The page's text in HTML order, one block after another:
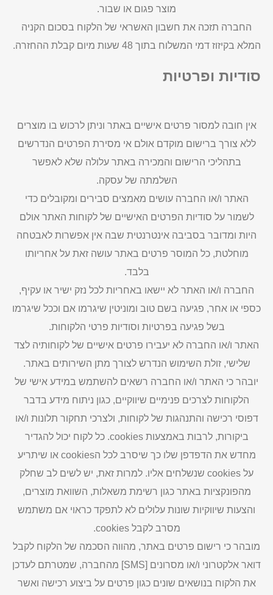
מוצר פגום או שבור.
החברה תזכה את חשבון האשראי של הלקוח בסכום הקניה
המלא בקיזוז דמי המשלוח בתוך 48 שעות מיום קבלת ההחזרה.
סודיות ופרטיות
אין חובה למסור פרטים אישיים באתר וניתן לרכוש בו מוצרים
ללא צורך ברישום מוקדם אולם אי מסירת הפרטים הנדרשים
בתהליכי הרישום והמכירה באתר עלולה שלא לאפשר
השלמתה של עסקה.
האתר ו/או החברה עושים מאמצים סבירים ומקובלים כדי
לשמור על סודיות הפרטים האישיים של לקוחות האתר אולם
היות ומדובר בסביבה אינטרנטית שבה אין אפשרות לאבטחה
מוחלטת, כל המוסר פרטים באתר עושה זאת על אחריותו
בלבד.
החברה ו/או האתר לא יישאו באחריות לכל נזק ישיר או עקיף,
כספי או אחר, פגיעה בשם טוב ומוניטין שיגרמו אם וככל שיגרמו
בשל פגיעה בפרטיות וסודיות פרטי הלקוחות.
האתר ו/או החברה לא יעבירו פרטים אישיים של לקוחותיה לצד
שלישי, זולת השימוש הנדרש לצורך מתן השירותים באתר.
יובהר כי האתר ו/או החברה רשאים להשתמש במידע אישי של
הלקוחות לצרכים פנימיים שיווקיים, כגון ניתוח מידע בדבר
דפוסי רכישה והתנהגות של לקוחות, ולצרכי תחקור תלונות ו/או
ביקורות, לרבות באמצעות cookies. כל לקוח יכול להגדיר
מחדש את הדפדפן שלו כך שיסרב לכל הcookies או שיתריע
על cookies שנשלחים אליו. למרות זאת, יש לשים לב שחלק
מהפונקציות באתר כגון רשימת משאלות, השוואת מוצרים,
והצעות שיווקיות שונות עלולים לא לתפקד כראוי אם משתמש
מסרב לקבל cookies.
מובהר כי רישום פרטים באתר, מהווה הסכמה של הלקוח לקבל
דואר אלקטרוני ו/או מסרונים [SMS] מהחברה, שמטרתם לעדכן
את הלקוח בנושאים שונים כגון פרטים על ביצוע רכישה ואשר